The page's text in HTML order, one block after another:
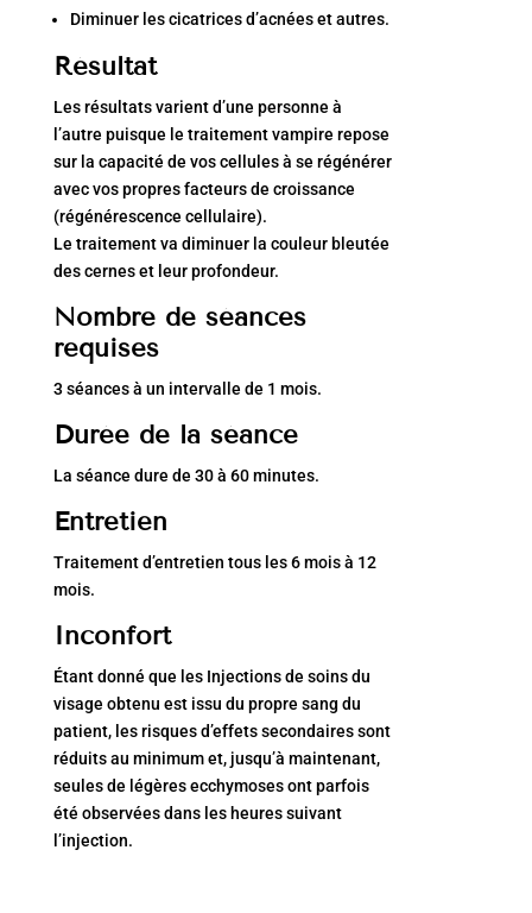
Diminuer les cicatrices d’acnées et autres.
Résultat
Les résultats varient d’une personne à
l’autre puisque le traitement vampire repose
sur la capacité de vos cellules à se régénérer
avec vos propres facteurs de croissance
(régénérescence cellulaire).
Le traitement va diminuer la couleur bleutée
des cernes et leur profondeur.
Nombre de séances
requises
3 séances à un intervalle de 1 mois.
Durée de la séance
La séance dure de 30 à 60 minutes.
Entretien
Traitement d’entretien tous les 6 mois à 12
mois.
Inconfort
Étant donné que les Injections de soins du
visage obtenu est issu du propre sang du
patient, les risques d’effets secondaires sont
réduits au minimum et, jusqu’à maintenant,
seules de légères ecchymoses ont parfois
été observées dans les heures suivant
l’injection.